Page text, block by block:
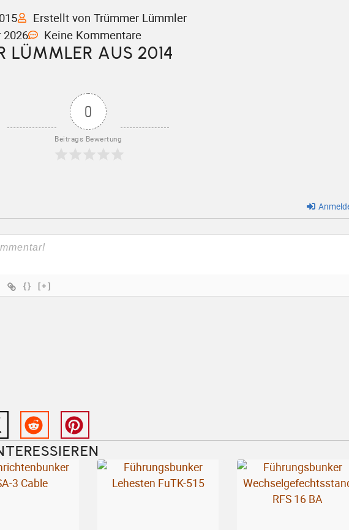
Erstellt von Trümmer Lümmler
Keine Kommentare
LÜMMLER AUS 2014
0
Beitrags Bewertung
{} [+]